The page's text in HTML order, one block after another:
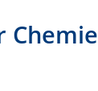
Chemie